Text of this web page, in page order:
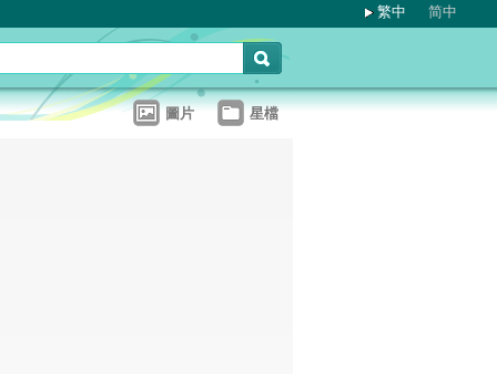
繁中 简中
圖片 星檔